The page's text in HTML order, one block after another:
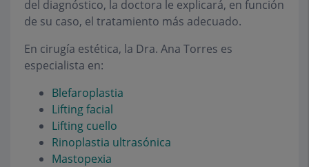
del diagnóstico, la doctora le explicará, en función
de su caso, el tratamiento más adecuado.
En cirugía estética, la Dra. Ana Torres es
especialista en:
Blefaroplastia
Lifting facial
Lifting cuello
Rinoplastia ultrasónica
Mastopexia